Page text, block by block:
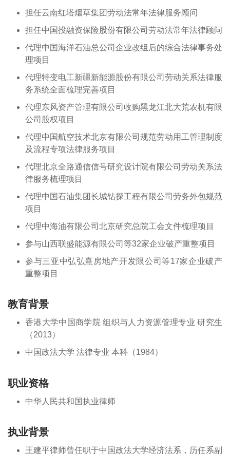
担任云南红塔烟草集团劳动法常年法律服务顾问
担任中国投融资保险股份有限公司劳动法常年法律顾问
代理中国海洋石油总公司企业改组后的综合法律事务处
理项目
代理特变电工新疆新能源股份有限公司劳动关系法律服
务系统全面梳理完善项目
代理东风资产管理有限公司收购黑龙江北大荒农机有限
公司股权项目
代理中国航空技术北京有限公司规范劳动用工管理制度
及流程专项法律服务项目
代理北京全路通信信号研究设计院有限公司劳动关系法
律服务梳理项目
代理中国石油集团长城钻探工程有限公司劳务外包规范
项目
代理中海油有限公司北京研究总院工会文件梳理项目
参与山西联盛能源有限公司等32家企业破产重整项目
参与三亚中弘弘熹房地产开发限公司等17家企业破产
重整项目
教育背景
香港大学中国商学院 组织与人力资源管理专业 研究生
（2013）
中国政法大学 法律专业 本科（1984）
职业资格
中华人民共和国执业律师
执业背景
王建平律师曾任职于中国政法大学经济法系，历任系副